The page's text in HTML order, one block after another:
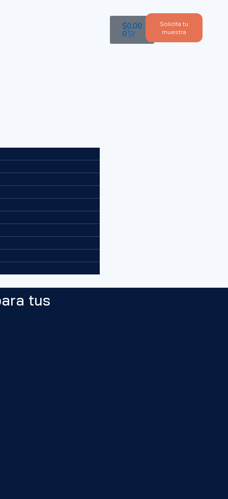
$0,00
0
Solicita tu
muestra
tus